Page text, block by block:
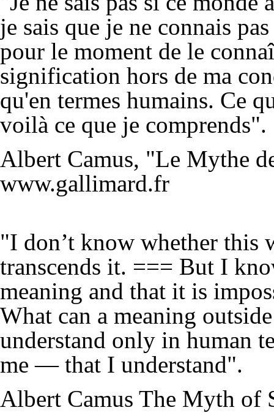
je sais que je ne connais
pour le moment de le
signification hors de ma
qu'en termes humains. Ce
voilà ce que je comprends".
Albert Camus, "Le Mythe
www.gallimard.fr
"I don’t know whether this
transcends it. === But I
meaning and that it is
What can a meaning
understand only in human
me — that I understand".
Albert Camus The Myth of